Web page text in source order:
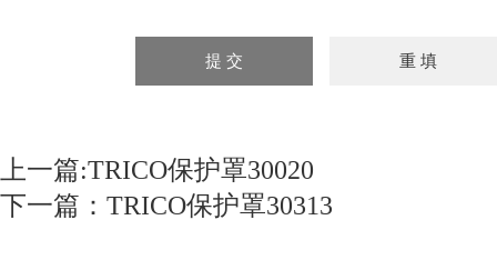
上一篇:TRICO保护罩30020
下一篇： TRICO保护罩30313